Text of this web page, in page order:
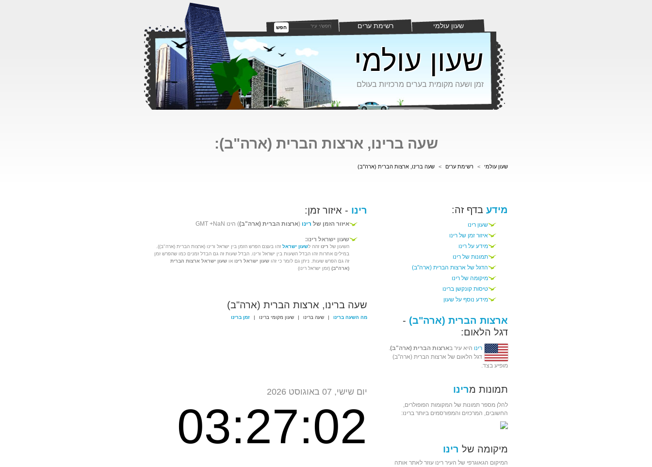
שעון עולמי רשימת ערים חפש
שעון עולמי
זמן ושעה מקומית בערים מרכזיות בעולם
שעה ברינו, ארצות הברית (ארה"ב):
שעון עולמי > רשימת ערים > שעה ברינו, ארצות הברית (ארה"ב)
מידע בדף זה:
שעון רינו
איזור זמן של רינו
מידע על רינו
תמונות של רינו
הדגל של ארצות הברית (ארה"ב)
מיקומה של רינו
טיסות קונקשן ברינו
מידע נוסף על שעון
ארצות הברית (ארה"ב) -
דגל הלאום:
רינו היא עיר בארצות הברית (ארה"ב).
דגל הלאום של ארצות הברית (ארה"ב)
מופיע בצד.
תמונות מרינו
להלן מספר תמונות של המקומות הפופולרים,
החשובים, המרכזים והמפורסמים ביותר ברינו:
מיקומה של רינו
המיקום הגאוגרפי של העיר רינו עוזר לאתר אותה
רינו - איזור זמן:
איזור הזמן של רינו (ארצות הברית (ארה"ב)) הינו GMT +NaN
שעון ישראל רינו:
השעון של רינו זהה לשעון ישראל זהו בעצם הפרש הזמן בין ישראל ורינו (ארצות הברית (ארה"ב)).
במילים אחרות זהו הבדל השעות בין ישראל ורינו. הבדל שעות זה גם הבדל זמנים כמו שהפרש זמן
זה גם הפרש שעות. ניתן גם לומר כי זהו שעון ישראל רינו או שעון ישראל ארצות הברית
(ארה"ב) (זמן ישראל רינו)
שעה ברינו, ארצות הברית (ארה"ב)
מה השעה ברינו | שעה ברינו | שעון מקומי ברינו | זמן ברינו
יום שישי, 07 באוגוסט 2026
03:27:02